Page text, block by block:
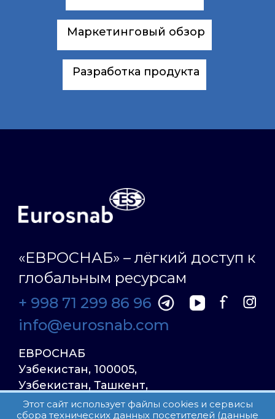
Маркетинговый обзор
Разработка продукта
«ЕВРОСНАБ» – лёгкий доступ к
глобальным ресурсам
+ 998 71 299 86 96
info@eurosnab.com
ЕВРОСНАБ
Узбекистан, 100005,
Узбекистан, Ташкент,
Улица Фаргона Йули
Этот сайт использует файлы cookies и сервисы
сбора технических данных посетителей (данные